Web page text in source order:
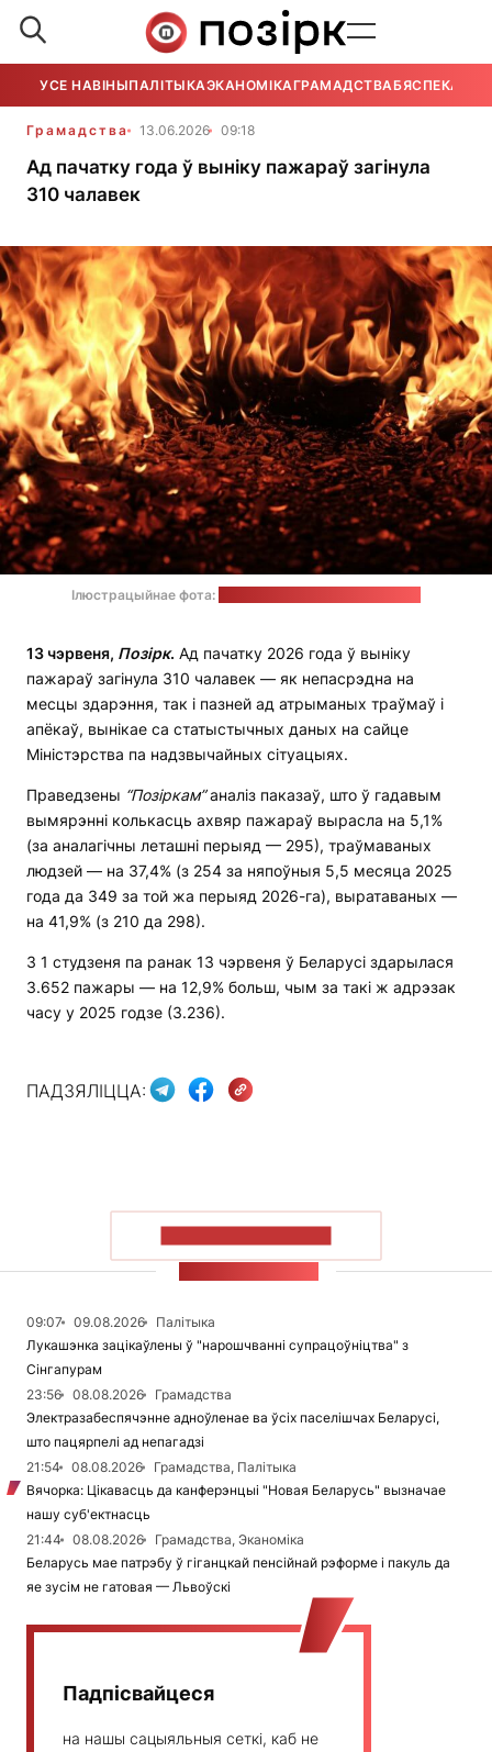
УСЕ НАВІНЫПАЛІТЫКАЭКАНОМІКАГРАМАДСТВАБЯСПЕКА
Грамадства 13.06.2026 09:18
Ад пачатку года ў выніку пажараў загінула
310 чалавек
Ілюстрацыйнае фота:
13 чэрвеня, Позірк. Ад пачатку 2026 года ў выніку
пажараў загінула 310 чалавек — як непасрэдна на
месцы здарэння, так і пазней ад атрыманых траўмаў і
апёкаў, вынікае са статыстычных даных на сайце
Міністэрства па надзвычайных сітуацыях.
Праведзены “Позіркам”аналіз паказаў, што ў гадавым
вымярэнні колькасць ахвяр пажараў вырасла на 5,1%
(за аналагічны леташні перыяд — 295), траўмаваных
людзей — на 37,4% (з 254 за няпоўныя 5,5 месяца 2025
года да 349 за той жа перыяд 2026-га), выратаваных —
на 41,9% (з 210 да 298).
З 1 студзеня па ранак 13 чэрвеня ў Беларусі здарылася
3.652 пажары — на 12,9% больш, чым за такі ж адрэзак
часу у 2025 годзе (3.236).
ПАДЗЯЛІЦЦА:
09:07 09.08.2026
Палітыка
Лукашэнка зацікаўлены ў "нарошчванні супрацоўніцтва" з
Сінгапурам
23:56
08.08.2026
Грамадства
Электразабеспячэнне адноўленае ва ўсіх паселішчах Беларусі,
што пацярпелі ад непагадзі
21:54
08.08.2026
Грамадства, Палітыка
Вячорка: Цікавасць да канферэнцыі "Новая Беларусь" вызначае
нашу суб'ектнасць
21:44
08.08.2026
Грамадства, Эканоміка
Беларусь мае патрэбу ў гіганцкай пенсійнай рэформе і пакуль да
яе зусім не гатовая — Львоўскі
Падпісвайцеся
на нашы сацыяльныя сеткі, каб не